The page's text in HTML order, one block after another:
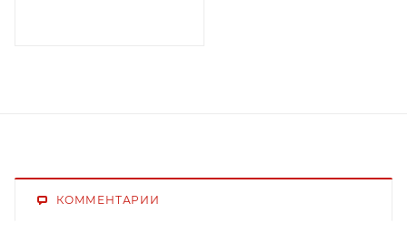
КОММЕНТАРИИ